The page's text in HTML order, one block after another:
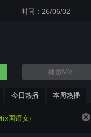
时间：26/06/02
播放MV
今日热播 本周热播
国语女)